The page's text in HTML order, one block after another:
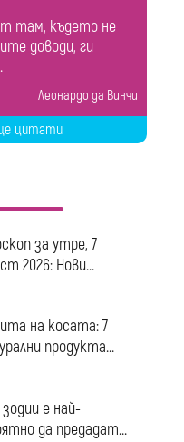
там, където не
доводи, ги
Леонардо да Винчи
цитати
за утре, 7
2026: Нови...
на косата: 7
продукта...
зодии е най-
да предадат...